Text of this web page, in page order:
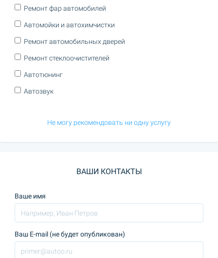
Ремонт фар автомобилей
Автомойки и автохимчистки
Ремонт автомобильных дверей
Ремонт стеклоочистителей
Автотюнинг
Автозвук
Не могу рекомендовать ни одну услугу
ВАШИ КОНТАКТЫ
Ваше имя
Ваш E-mail (не будет опубликован)